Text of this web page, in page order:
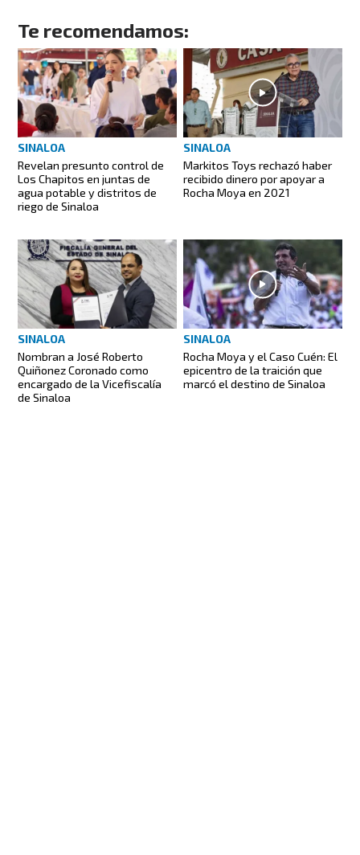
Te recomendamos:
SINALOA
Revelan presunto control de
Los Chapitos en juntas de
agua potable y distritos de
riego de Sinaloa
SINALOA
Markitos Toys rechazó haber
recibido dinero por apoyar a
Rocha Moya en 2021
SINALOA
Nombran a José Roberto
Quiñonez Coronado como
encargado de la Vicefiscalía
de Sinaloa
SINALOA
Rocha Moya y el Caso Cuén: El
epicentro de la traición que
marcó el destino de Sinaloa